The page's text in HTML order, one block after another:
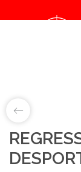
/home/balancasmarques/
PRODUTOS